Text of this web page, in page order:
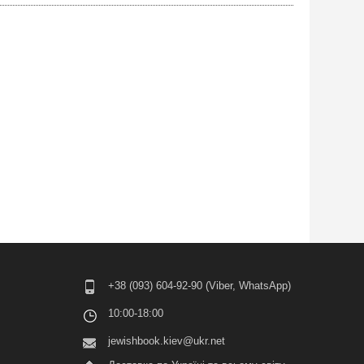
+38 (093) 604-92-90 (Viber, WhatsApp)
10:00-18:00
jewishbook.kiev@ukr.net